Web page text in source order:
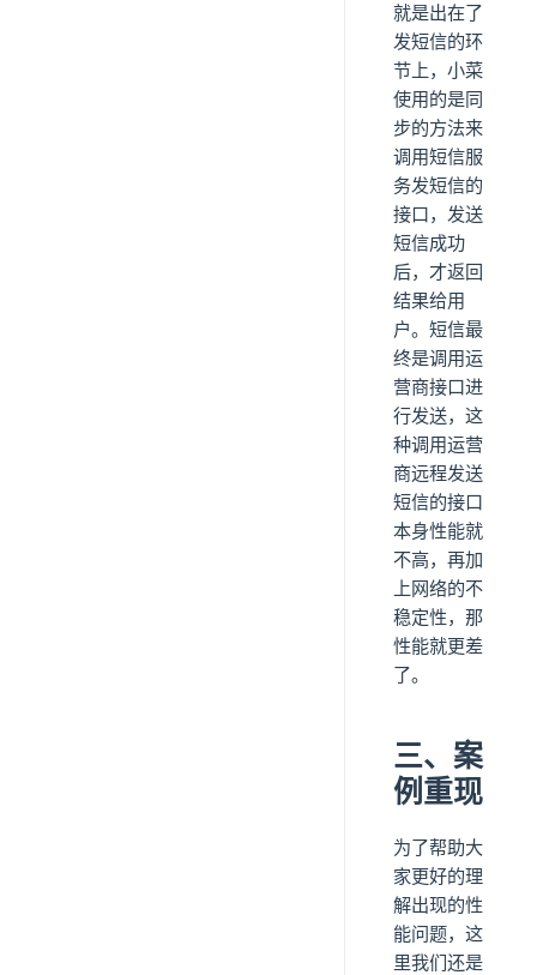
就是出在了
发短信的环
节上，小菜
使用的是同
步的方法来
调用短信服
务发短信的
接口，发送
短信成功
后，才返回
结果给用
户。短信最
终是调用运
营商接口进
行发送，这
种调用运营
商远程发送
短信的接口
本身性能就
不高，再加
上网络的不
稳定性，那
性能就更差
了。
三、案
例重现
为了帮助大
家更好的理
解出现的性
能问题，这
里我们还是